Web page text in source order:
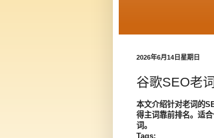
2026年6月14日星期日
谷歌SEO老
本文介绍针对老词的
得主词靠前排名。适
词。
Tags: